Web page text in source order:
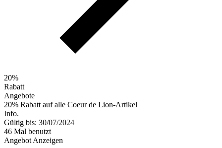
20%
Rabatt
Angebote
20% Rabatt auf alle Coeur de Lion-Artikel
Info.
Gültig bis: 30/07/2024
46 Mal benutzt
Angebot Anzeigen